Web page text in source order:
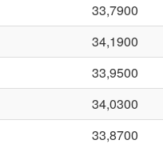
33,7900
34,1900
33,9500
34,0300
33,8700